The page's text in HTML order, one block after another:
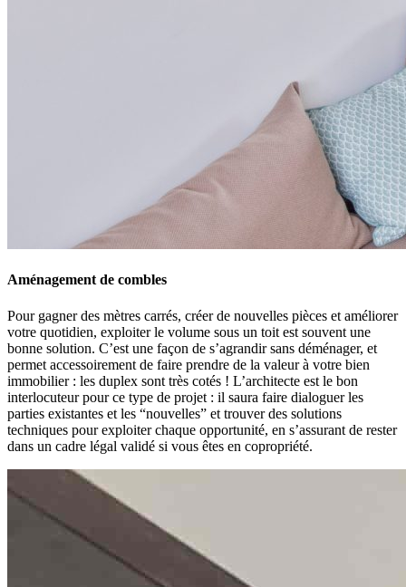
Aménagement de combles
Pour gagner des mètres carrés, créer de nouvelles pièces et améliorer
votre quotidien, exploiter le volume sous un toit est souvent une
bonne solution. C’est une façon de s’agrandir sans déménager, et
permet accessoirement de faire prendre de la valeur à votre bien
immobilier : les duplex sont très cotés ! L’architecte est le bon
interlocuteur pour ce type de projet : il saura faire dialoguer les
parties existantes et les “nouvelles” et trouver des solutions
techniques pour exploiter chaque opportunité, en s’assurant de rester
dans un cadre légal validé si vous êtes en copropriété.